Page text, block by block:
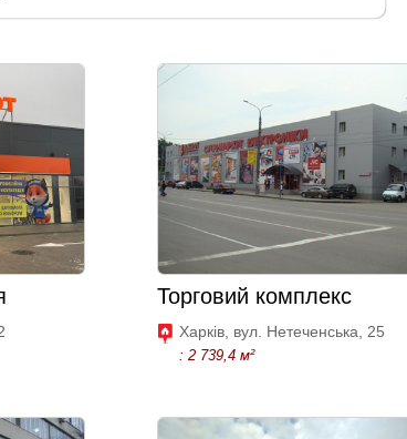
Торговий комплекс
Харків, вул. Нетеченська, 25
: 2 739,4 м²